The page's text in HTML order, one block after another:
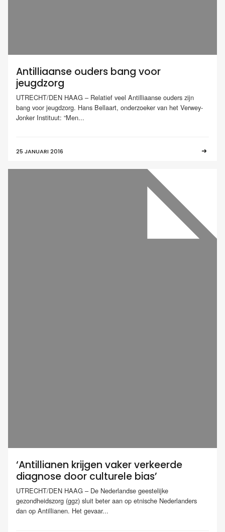
Antilliaanse ouders bang voor
jeugdzorg
UTRECHT/DEN HAAG – Relatief veel Antilliaanse ouders zijn
bang voor jeugdzorg. Hans Bellaart, onderzoeker van het Verwey-
Jonker Instituut: “Men...
25 JANUARI 2016
‘Antillianen krijgen vaker verkeerde
diagnose door culturele bias’
UTRECHT/DEN HAAG – De Nederlandse geestelijke
gezondheidszorg (ggz) sluit beter aan op etnische Nederlanders
dan op Antillianen. Het gevaar...